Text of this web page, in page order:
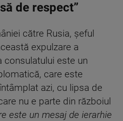
de respect”
către Rusia, şeful
expulzare a
consulatului este un
care este
azi, cu lipsa de
nu e parte din războiul
este un mesaj de ierarhie